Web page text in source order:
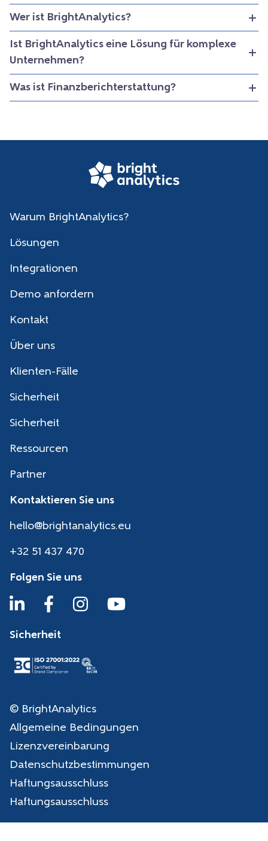
Wer ist BrightAnalytics?
Ist BrightAnalytics eine Lösung für komplexe
Unternehmen?
Was ist Finanzberichterstattung?
Warum BrightAnalytics?
Lösungen
Integrationen
Demo anfordern
Kontakt
Über uns
Klienten-Fälle
Sicherheit
Sicherheit
Ressourcen
Partner
Kontaktieren Sie uns
hello@brightanalytics.eu
+32 51 437 470
Folgen Sie uns
Sicherheit
© BrightAnalytics
Allgemeine Bedingungen
Lizenzvereinbarung
Datenschutzbestimmungen
Haftungsausschluss
Haftungsausschluss